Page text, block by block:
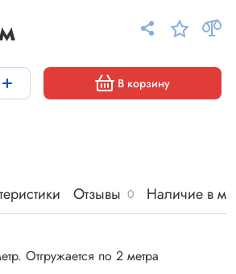
В корзину
Отзывы 0 Наличие в
Отгружается по 2 метра